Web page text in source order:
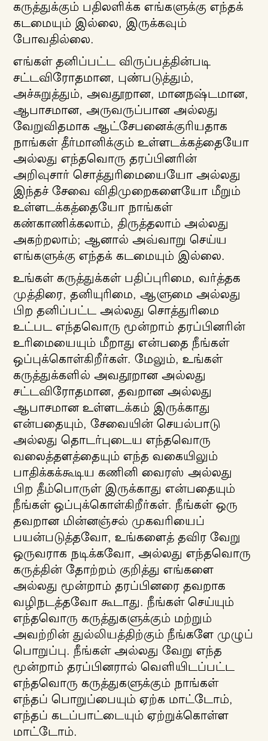
கருத்துக்கும் பதிலளிக்க எங்களுக்கு எந்தக்
கடமையும் இல்லை, இருக்கவும்
போவதில்லை.
எங்கள் தனிப்பட்ட விருப்பத்தின்படி
சட்டவிரோதமான, புண்படுத்தும்,
அச்சுறுத்தும், அவதூறான, மானநஷ்டமான,
ஆபாசமான, அருவருப்பான அல்லது
வேறுவிதமாக ஆட்சேபனைக்குரியதாக
நாங்கள் தீர்மானிக்கும் உள்ளடக்கத்தையோ
அல்லது எந்தவொரு தரப்பினரின்
அறிவுசார் சொத்துரிமையையோ அல்லது
இந்தச் சேவை விதிமுறைகளையோ மீறும்
உள்ளடக்கத்தையோ நாங்கள்
கண்காணிக்கலாம், திருத்தலாம் அல்லது
அகற்றலாம்; ஆனால் அவ்வாறு செய்ய
எங்களுக்கு எந்தக் கடமையும் இல்லை.
உங்கள் கருத்துக்கள் பதிப்புரிமை, வர்த்தக
முத்திரை, தனியுரிமை, ஆளுமை அல்லது
பிற தனிப்பட்ட அல்லது சொத்துரிமை
உட்பட எந்தவொரு மூன்றாம் தரப்பினரின்
உரிமையையும் மீறாது என்பதை நீங்கள்
ஒப்புக்கொள்கிறீர்கள். மேலும், உங்கள்
கருத்துக்களில் அவதூறான அல்லது
சட்டவிரோதமான, தவறான அல்லது
ஆபாசமான உள்ளடக்கம் இருக்காது
என்பதையும், சேவையின் செயல்பாடு
அல்லது தொடர்புடைய எந்தவொரு
வலைத்தளத்தையும் எந்த வகையிலும்
பாதிக்கக்கூடிய கணினி வைரஸ் அல்லது
பிற தீம்பொருள் இருக்காது என்பதையும்
நீங்கள் ஒப்புக்கொள்கிறீர்கள். நீங்கள் ஒரு
தவறான மின்னஞ்சல் முகவரியைப்
பயன்படுத்தவோ, உங்களைத் தவிர வேறு
ஒருவராக நடிக்கவோ, அல்லது எந்தவொரு
கருத்தின் தோற்றம் குறித்து எங்களை
அல்லது மூன்றாம் தரப்பினரை தவறாக
வழிநடத்தவோ கூடாது. நீங்கள் செய்யும்
எந்தவொரு கருத்துகளுக்கும் மற்றும்
அவற்றின் துல்லியத்திற்கும் நீங்களே முழுப்
பொறுப்பு. நீங்கள் அல்லது வேறு எந்த
மூன்றாம் தரப்பினரால் வெளியிடப்பட்ட
எந்தவொரு கருத்துகளுக்கும் நாங்கள்
எந்தப் பொறுப்பையும் ஏற்க மாட்டோம்,
எந்தப் கடப்பாட்டையும் ஏற்றுக்கொள்ள
மாட்டோம்.